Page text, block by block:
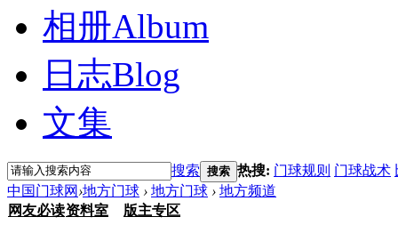
相册Album
日志Blog
文集
搜索 搜索 热搜: 门球规则 门球战术
中国门球网 ›地方门球 › 地方门球 › 地方频道
网友必读资料室 版主专区